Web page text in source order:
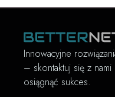
Innowacyjne
– skontaktuj się z
osiągnąć sukces.